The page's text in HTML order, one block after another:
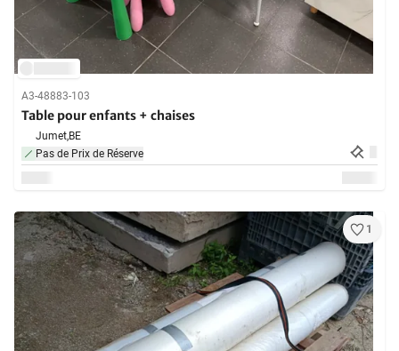
A3-48883-103
Table pour enfants + chaises
Jumet,BE
Pas de Prix de Réserve
1